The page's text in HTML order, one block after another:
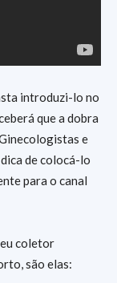
introduzi-lo no
que a dobra
e
de colocá-lo
para o canal
coletor
são elas: